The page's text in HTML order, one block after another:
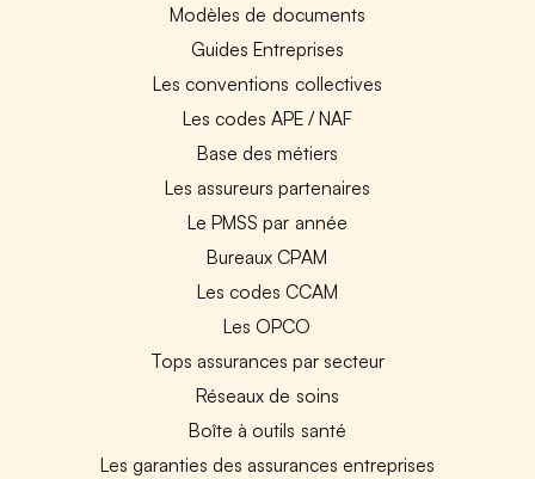
Modèles de documents
Guides Entreprises
Les conventions collectives
Les codes APE / NAF
Base des métiers
Les assureurs partenaires
Le PMSS par année
Bureaux CPAM
Les codes CCAM
Les OPCO
Tops assurances par secteur
Réseaux de soins
Boîte à outils santé
Les garanties des assurances entreprises